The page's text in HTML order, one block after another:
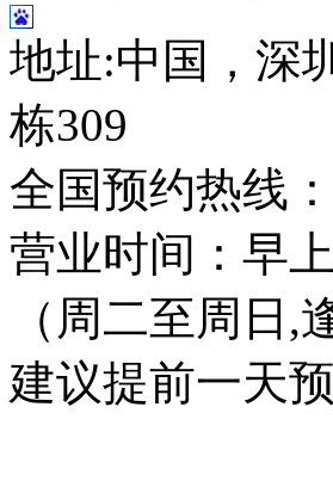
地址:中国，深
栋309
全国预约热线
营业时间：早
（周二至周日,
建议提前一天